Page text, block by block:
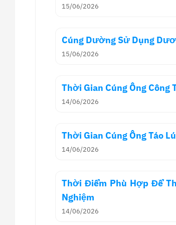
15/06/2026
Cúng Dường Sử Dụng
15/06/2026
Thời Gian Cúng Ông Công
14/06/2026
Thời Gian Cúng Ông Táo
14/06/2026
Thời Điểm Phù Hợp Để
Nghiệm
14/06/2026